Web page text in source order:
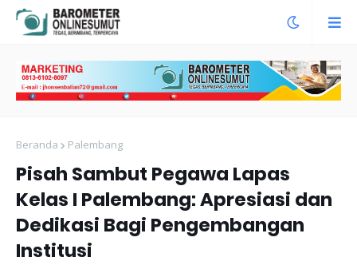
Beranda Palembang
Pisah Sambut Pegawa Lapas
Kelas I Palembang: Apresiasi dan
Dedikasi Bagi Pengembangan
Institusi